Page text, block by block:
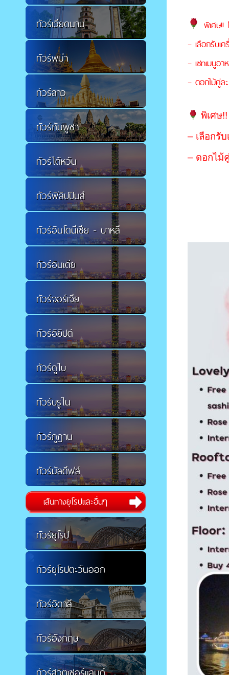
ทัวร์เวียดนาม
ทัวร์พม่า
ทัวร์ลาว
ทัวร์กัมพูชา
ทัวร์ไต้หวัน
ทัวร์ฟิลิปปินส์
ทัวร์อินโดนีเซีย - บาหลี
ทัวร์อินเดีย
ทัวร์จอร์เจีย
ทัวร์อิยิปต์
ทัวร์ดูไบ
ทัวร์บรูไน
ทัวร์ภูฏาน
ทัวร์มัลดีฟส์
เส้นทางยุโรปและอื่นๆ
ทัวร์ยุโรป
ทัวร์ยุโรปตะวันออก
ทัวร์อิตาลี
ทัวร์อังกฤษ
พิเศษ!!
– เลือกรับเ
– เซทเมนูอ
– ดอกไม้คู่
พิเศษ
– เลือกรั
– ดอกไม้